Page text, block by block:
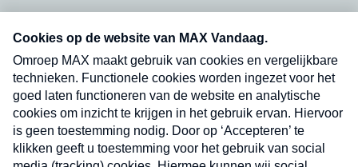
nieuwsbrief. Elke vrijdag- en dinsdagochtend in
uw mailbox.
Verzend